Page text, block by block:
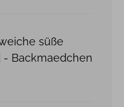
süße
- Backmaedchen